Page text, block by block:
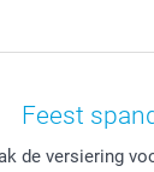
Feest
de versiering